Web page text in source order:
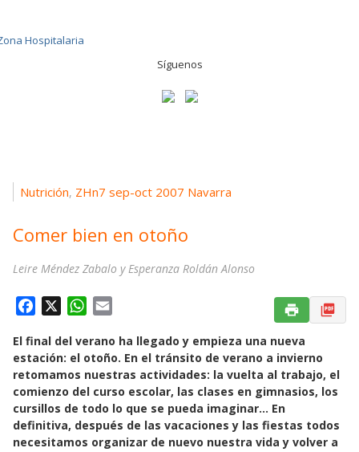
Síguenos
Nutrición, ZHn7 sep-oct 2007 Navarra
Comer bien en otoño
Leire Méndez Zabalo y Esperanza Roldán Alonso
c
e
b
o
o
k
W
a
t
s
A
p
p
a
i
l
El final del verano ha llegado y empieza una nueva
estación: el otoño. En el tránsito de verano a invierno
retomamos nuestras actividades: la vuelta al trabajo, el
comienzo del curso escolar, las clases en gimnasios, los
cursillos de todo lo que se pueda imaginar… En
definitiva, después de las vacaciones y las fiestas todos
necesitamos organizar de nuevo nuestra vida y volver a